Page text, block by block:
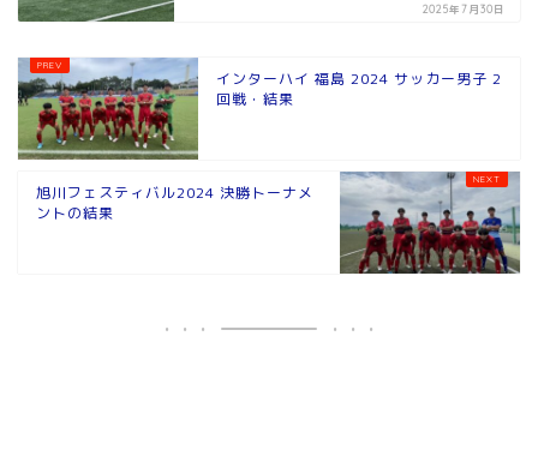
2025年7月30日
インターハイ 福島 2024 サッカー男子 2
回戦・結果
旭川フェスティバル2024 決勝トーナメ
ントの結果